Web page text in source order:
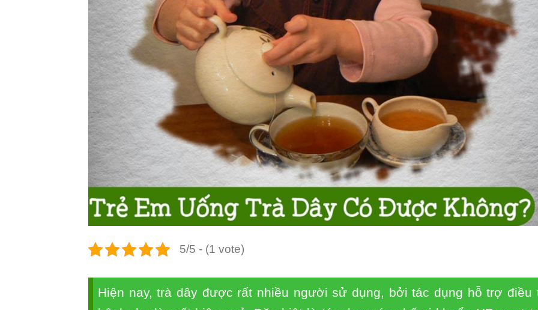
5/5 - (1 vote)
Hiện nay, trà dây được rất nhiều người sử dụng, bởi tác dụng hỗ trợ điều